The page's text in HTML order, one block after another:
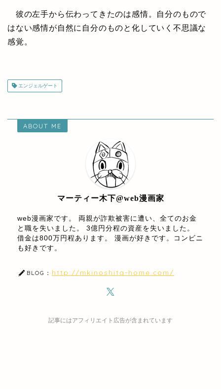
彼の左手から伝わってきたのは感情。自分のもので
はない感情が自然に自分のものと化していく不思議な
感覚。
エンジェルゲート
ABOUT ME
マーティー木下@web漫画家
web漫画家です。 両親が詐欺被害に遭い、全てのお金
と職を失いました。 3億円分程の資産を失いました。
借金は800万円程あります。 漫画が好きです。コンビニ
も好きです。
BLOG： http://mkinoshita-home.com/
記事にはアフィリエイト広告が含まれています